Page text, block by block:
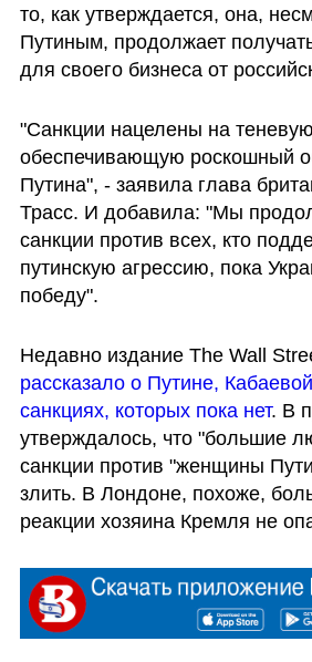
то, как утверждается, она,
Путиным, продолжает
для своего бизнеса от
"Санкции нацелены на
обеспечивающую роскошный
Путина", - заявила глава
Трасс. И добавила: "Мы
санкции против всех, кто
путинскую агрессию, пока
победу".
рассказало о Путине,
санкциях, которых пока нет. В
утверждалось, что "большие
санкции против "женщины
злить. В Лондоне, похоже,
реакции хозяина Кремля не